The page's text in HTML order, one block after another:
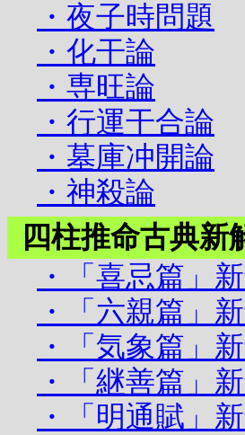
・夜子時問題
・化干論
・専旺論
・行運干合論
・墓庫冲開論
・神殺論
四柱推命古典新
・「喜忌篇」
・「六親篇」
・「気象篇」
・「継善篇」
・「明通賦」